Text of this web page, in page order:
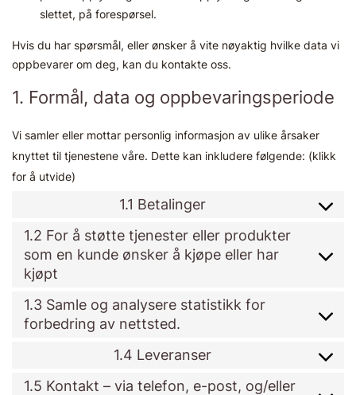
slettet, på forespørsel.
Hvis du har spørsmål, eller ønsker å vite nøyaktig hvilke data vi
oppbevarer om deg, kan du kontakte oss.
1. Formål, data og oppbevaringsperiode
Vi samler eller mottar personlig informasjon av ulike årsaker
knyttet til tjenestene våre. Dette kan inkludere følgende: (klikk
for å utvide)
1.1 Betalinger
1.2 For å støtte tjenester eller produkter
som en kunde ønsker å kjøpe eller har
kjøpt
1.3 Samle og analysere statistikk for
forbedring av nettsted.
1.4 Leveranser
1.5 Kontakt – via telefon, e-post, og/eller